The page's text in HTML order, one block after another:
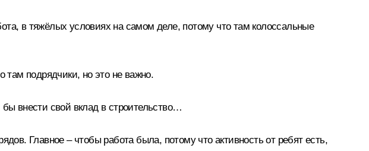
в тяжёлых условиях на самом деле, потому что там колоссальные
там подрядчики, но это не важно.
внести свой вклад в строительство…
Главное – чтобы работа была, потому что активность от ребят есть,